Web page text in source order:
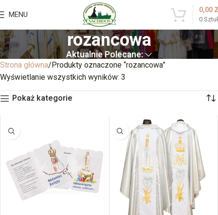
MENU
0
0,00
rozancowa
Aktualnie Polecane:
Strona główna Produkty oznaczone “rozancowa”
Wyświetlanie wszystkich wyników: 3
Pokaż kategorie